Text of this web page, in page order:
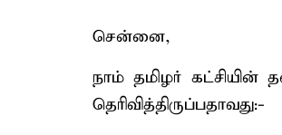
சென்னை,
நாம் தமிழர்
தெரிவித்திருப்பதாவது:-